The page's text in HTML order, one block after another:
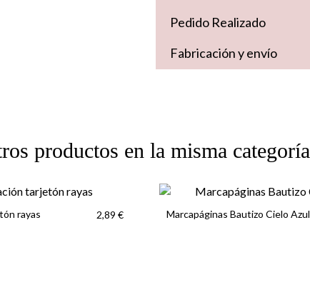
Pedido Realizado
Fabricación y envío
productos en la misma categoría
rayas 2,89 € Marcapáginas Bautizo Cielo Azul